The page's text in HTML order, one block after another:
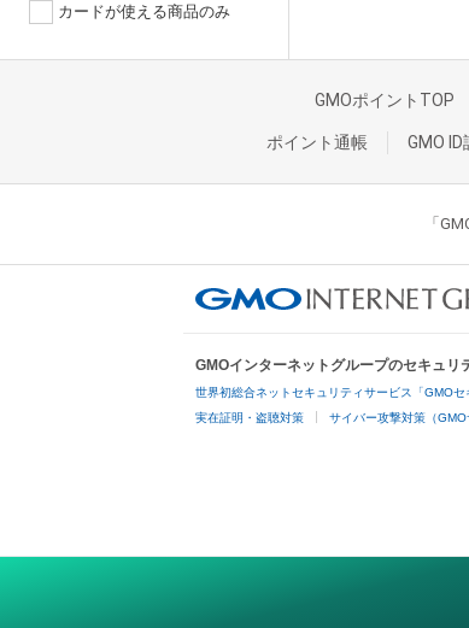
カードが使える商品のみ
GMOポイントTOP
ポイント通帳 GMO ID
「
GMOインターネットグループのセキュリ
世界初総合ネットセキュリティサービス「GMOセ
実在証明・盗聴対策 サイバー攻撃対策（GMO